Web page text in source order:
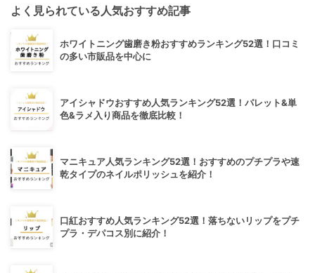
よく見られている人気おすすめ記事
ホワイトニング歯磨き粉おすすめランキング52選！口コミ
の多い市販品を中心に
アイシャドウおすすめ人気ランキング52選！パレット&単
色&ラメ入り商品を徹底比較！
マニキュア人気ランキング52選！おすすめのプチプラや速
乾タイプのネイルポリッシュを紹介！
口紅おすすめ人気ランキング52選！落ちないリップをプチ
プラ・デパコス別に紹介！